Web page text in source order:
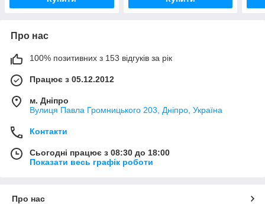
Про нас
100% позитивних з 153 відгуків за рік
Працює з 05.12.2012
м. Дніпро
Вулиця Павла Громницького 203, Дніпро, Україна
Контакти
Сьогодні працює з 08:30 до 18:00
Показати весь графік роботи
Про нас